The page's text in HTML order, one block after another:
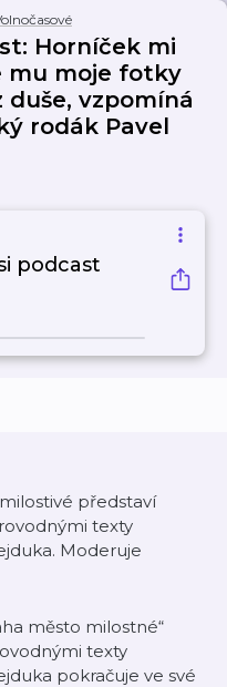
Horníček mi
mu moje fotky
duše, vzpomíná
rodák Pavel
podcast
představí
texty
Moderuje
město milostné“
texty
pokračuje ve své